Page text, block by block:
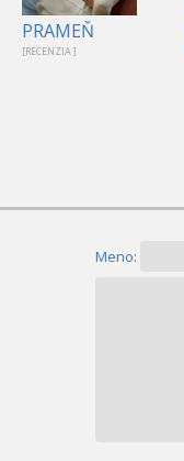
PRAMEŇ
[RECENZIA ]
Meno: